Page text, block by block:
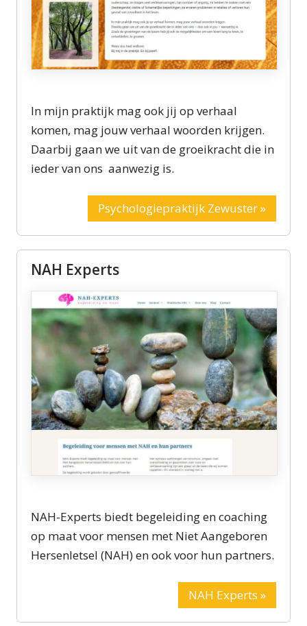
In mijn praktijk mag ook jij op verhaal
komen, mag jouw verhaal woorden krijgen.
Daarbij gaan we uit van de groeikracht die in
ieder van ons aanwezig is.
Psychologiepraktijk Zewuster »
NAH Experts
NAH-Experts biedt begeleiding en coaching
op maat voor mensen met Niet Aangeboren
Hersenletsel (NAH) en ook voor hun partners.
NAH Experts »